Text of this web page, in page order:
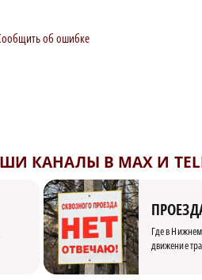
об ошибке
КАНАЛЫ В MAX И
Где в
движение